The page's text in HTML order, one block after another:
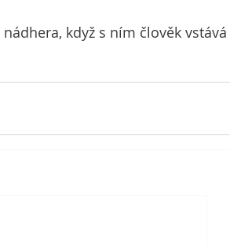
když s ním člověk